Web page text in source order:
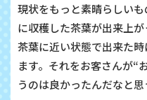
現状をもっと素晴らしい
に収穫した茶葉が出来上
茶葉に近い状態で出来た
ます。それをお客さんが“
うのは良かったんだなと思